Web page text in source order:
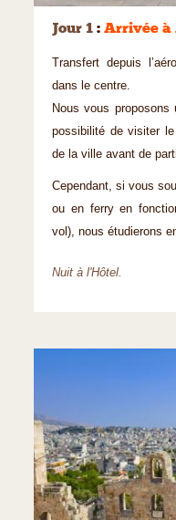
Jour 1 : Arrivée à
Transfert depuis
dans le centre.
Nous vous
possibilité de visiter
de la ville avant de
Cependant, si vous
ou en ferry en
vol), nous étudierons
Nuit à l'Hôtel.